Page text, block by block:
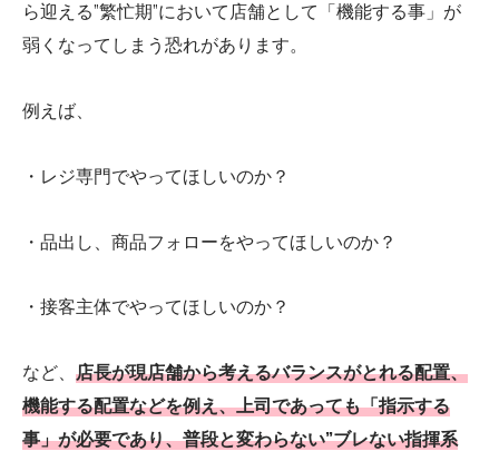
ら迎える”繁忙期”において店舗として「機能する事」が
弱くなってしまう恐れがあります。
例えば、
・レジ専門でやってほしいのか？
・品出し、商品フォローをやってほしいのか？
・接客主体でやってほしいのか？
など、 店長が現店舗から考えるバランスがとれる配置、
機能する配置などを例え、上司であっても「指示する
事」が必要であり、普段と変わらない”ブレない指揮系